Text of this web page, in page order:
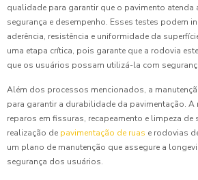
qualidade para garantir que o pavimento atenda
segurança e desempenho. Esses testes podem
aderência, resistência e uniformidade da
uma etapa crítica, pois garante que a rodovia
que os usuários possam utilizá-la com
Além dos processos mencionados, a
para garantir a durabilidade da pavimentação.
reparos em fissuras, recapeamento e limpeza de
realização de pavimentação de ruas e rodovias
um plano de manutenção que assegure a
segurança dos usuários.